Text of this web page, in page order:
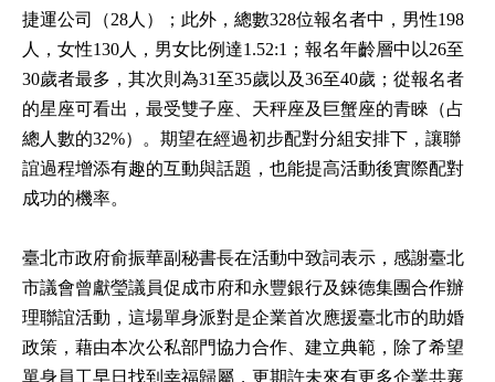
捷運公司（28人）；此外，總數328位報名者中，男性198
人，女性130人，男女比例達1.52:1；報名年齡層中以26至
30歲者最多，其次則為31至35歲以及36至40歲；從報名者
的星座可看出，最受雙子座、天秤座及巨蟹座的青睞（占
總人數的32%）。期望在經過初步配對分組安排下，讓聯
誼過程增添有趣的互動與話題，也能提高活動後實際配對
成功的機率。
臺北市政府俞振華副秘書長在活動中致詞表示，感謝臺北
市議會曾獻瑩議員促成市府和永豐銀行及錸德集團合作辦
理聯誼活動，這場單身派對是企業首次應援臺北市的助婚
政策，藉由本次公私部門協力合作、建立典範，除了希望
單身員工早日找到幸福歸屬，更期許未來有更多企業共襄